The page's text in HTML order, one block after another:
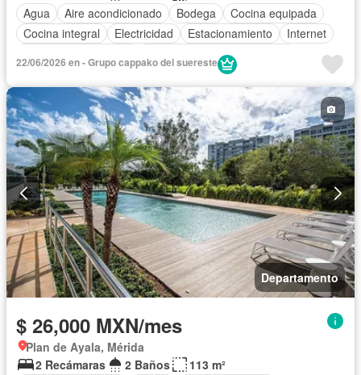
Agua
Aire acondicionado Bodega
Cocina equipada
Cocina integral
Electricidad Estacionamiento
Internet
Completamente amueblado
22/06/2026 en - Grupo cappako del suereste
Departamento
$ 26,000 MXN/mes
Plan de Ayala, Mérida
2 Recámaras
2 Baños
113 m²